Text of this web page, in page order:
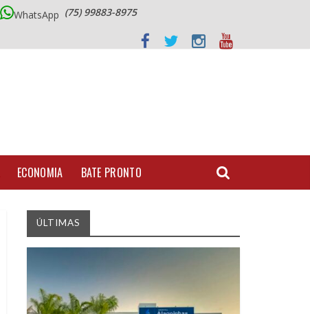
WhatsApp (75) 99883-8975
ECONOMIA BATE PRONTO
ÚLTIMAS